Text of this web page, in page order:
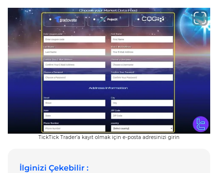
TickTick Trader’a kayıt olmak için e-posta adresinizi girin
İlginizi Çekebilir :